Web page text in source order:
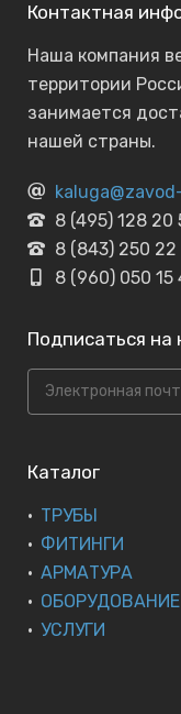
Контактная
Наша компания
территории
занимается
нашей страны.
8 (495) 128 20
8 (843) 250 22
8 (960) 050 15
Подписаться на
Каталог
ТРУБЫ
ФИТИНГИ
АРМАТУРА
ОБОРУДОВАНИЕ
УСЛУГИ